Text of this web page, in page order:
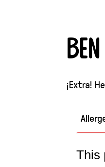
¡Extra!
This